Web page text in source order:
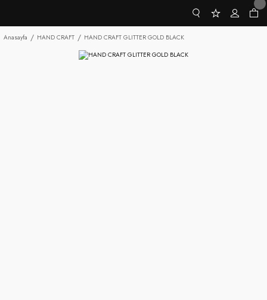
Anasayfa HAND CRAFT HAND CRAFT GLITTER GOLD BLACK